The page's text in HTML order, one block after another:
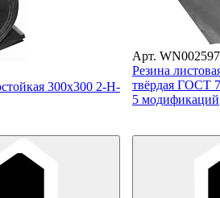
300х300 2-Н-
Арт.
Резина
твёрдая ГОСТ
5 модификаций